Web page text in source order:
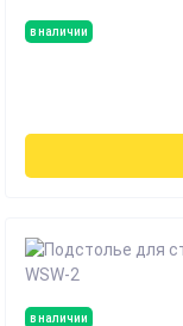
в наличии
в наличии